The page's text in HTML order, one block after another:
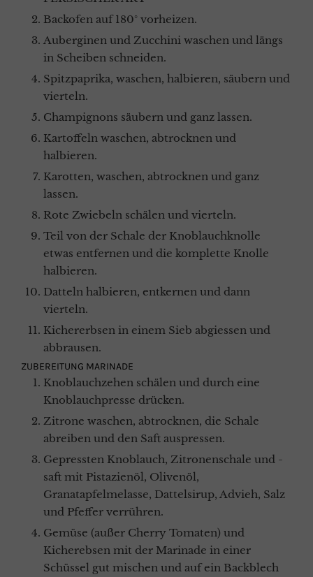
Backofen auf 180° vorheizen.
Auberginen und Zucchini waschen und längs
in Scheiben schneiden.
Spitzpaprika, waschen, halbieren, säubern und
vierteln.
Champignons säubern und ganz lassen.
Kartoffeln waschen, abtrocknen und
halbieren.
Karotten, waschen, abtrocknen und ganz
lassen.
Rote Zwiebeln schälen und vierteln.
Teil von der Schale der Knoblauchknolle
etwas entfernen und die komplette Knolle
halbieren.
Datteln halbieren, entkernen und dann
vierteln.
Kichererbsen in einem Sieb abgiessen und
abbrausen.
ZUBEREITUNG MARINADE
Knoblauchzehen schälen und durch eine
Knoblauchpresse drücken.
Zitrone waschen, abtrocknen, die Schale
abreiben und den Saft auspressen.
Gepressten Knoblauch, Zitronenschale und -
saft mit Pistazienöl, Olivenöl,
Granatapfelmelasse, Dattelsirup, Advieh, Salz
und Pfeffer verrühren.
Gemüse (außer Cherry Tomaten) und
Kicherebsen mit der Marinade in einer
Schüssel gut mischen und auf ein Backblech